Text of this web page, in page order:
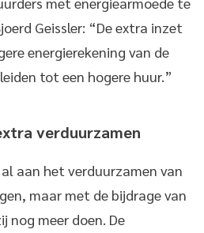
Geissler: “De extra inzet
energierekening van de
tot een hogere huur.”
verduurzamen
aan het verduurzamen van
maar met de bijdrage van
nog meer doen. De